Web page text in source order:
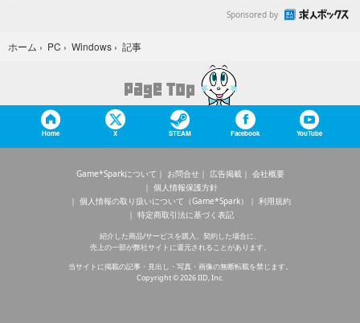
Sponsored by
ホーム › PC › Windows › 記事
Home X STEAM Facebook YouTube
Game*Sparkについて お問合せ 広告掲載
会社概要
個人情報保護方針
個人情報の取り扱いについて（Game*Spark）
利用規約
特定商取引法に基づく表記
紹介した商品/サービスを購入、契約した場合に、
売上の一部が弊社サイトに還元されることがあります。
当サイトに掲載の記事・見出し・写真・画像の無断転載を禁じます。
Copyright © 2026 IID, Inc.